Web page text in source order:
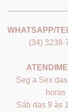
WHATSAPP/
(34) 3238-
Seg a Sex
horas
Sáb das 9 às